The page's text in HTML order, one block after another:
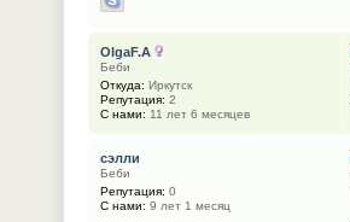
OlgaF.A
Беби
Откуда: Иркутск
Репутация: 2
С нами: 11 лет 6 месяцев
сэлли
Беби
Репутация: 0
С нами: 9 лет 1 месяц